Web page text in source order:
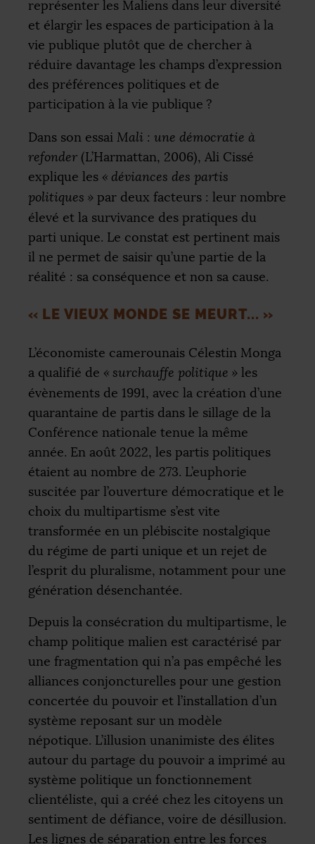
représenter les Maliens dans leur diversité
et élargir les espaces de participation à la
vie publique plutôt que de chercher à
réduire davantage les champs d’expression
des préférences politiques et de
participation à la vie publique ?
Dans son essai Mali : une démocratie à
refonder (L’Harmattan, 2006), Ali Cissé
explique les « déviances des partis
politiques » par deux facteurs : leur nombre
élevé et la survivance des pratiques du
parti unique. Le constat est pertinent mais
il ne permet de saisir qu’une partie de la
réalité : sa conséquence et non sa cause.
« LE VIEUX MONDE SE MEURT... »
L’économiste camerounais Célestin Monga
a qualifié de « surchauffe politique » les
évènements de 1991, avec la création d’une
quarantaine de partis dans le sillage de la
Conférence nationale tenue la même
année. En août 2022, les partis politiques
étaient au nombre de 273. L’euphorie
suscitée par l’ouverture démocratique et le
choix du multipartisme s’est vite
transformée en un plébiscite nostalgique
du régime de parti unique et un rejet de
l’esprit du pluralisme, notamment pour une
génération désenchantée.
Depuis la consécration du multipartisme, le
champ politique malien est caractérisé par
une fragmentation qui n’a pas empêché les
alliances conjoncturelles pour une gestion
concertée du pouvoir et l’installation d’un
système reposant sur un modèle
népotique. L’illusion unanimiste des élites
autour du partage du pouvoir a imprimé au
système politique un fonctionnement
clientéliste, qui a créé chez les citoyens un
sentiment de défiance, voire de désillusion.
Les lignes de séparation entre les forces